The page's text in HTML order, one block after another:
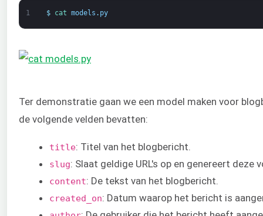
1 $ cat models . py
Ter demonstratie gaan we een model maken voor
de volgende velden bevatten:
title: Titel van het blogbericht.
slug: Slaat geldige URL's op en genereert deze
content: De tekst van het blogbericht.
created_on: Datum waarop het bericht is